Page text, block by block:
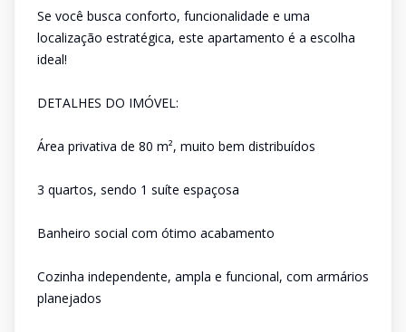
Se você busca conforto, funcionalidade e uma
localização estratégica, este apartamento é a escolha
ideal!
DETALHES DO IMÓVEL:
Área privativa de 80 m², muito bem distribuídos
3 quartos, sendo 1 suíte espaçosa
Banheiro social com ótimo acabamento
Cozinha independente, ampla e funcional, com armários
planejados